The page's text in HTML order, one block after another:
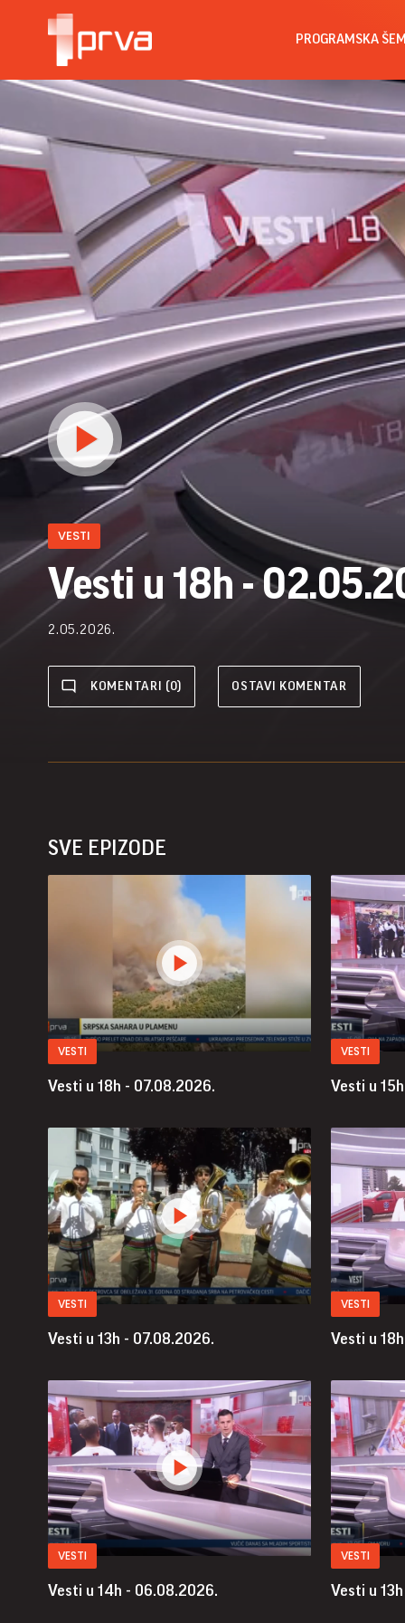
PROGRAMSKA
VESTI
Vesti u 18h -
2.05.2026.
KOMENTARI (0) OSTAVI KOMENTAR
SVE EPIZODE
VESTI
Vesti u 18h - 07.08.2026.
VESTI
Vesti u
VESTI
Vesti u 13h - 07.08.2026.
VESTI
Vesti u
VESTI
Vesti u 14h - 06.08.2026.
VESTI
Vesti u